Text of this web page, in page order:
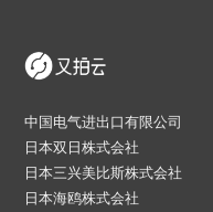
中国电气进出口有限公司
日本双日株式会社
日本三兴美比斯株式会社
日本海鸥株式会社